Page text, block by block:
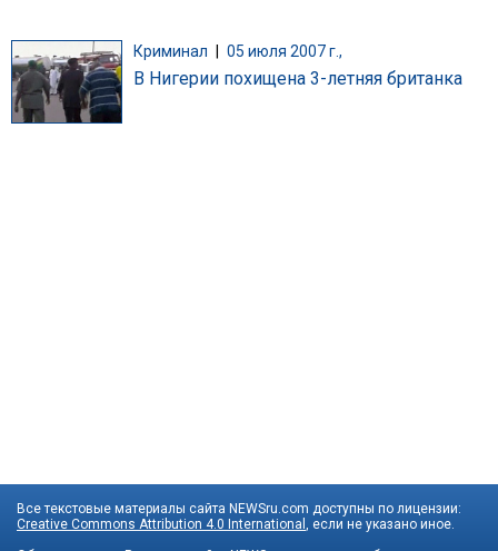
Криминал 05 июля 2007 г.,
В Нигерии похищена 3-летняя британка
Все текстовые материалы сайта NEWSru.com доступны по лицензии:
Creative Commons Attribution 4.0 International , если не указано иное.